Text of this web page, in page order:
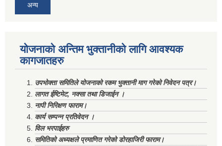
अन्य
योजनाको अन्तिम भुक्तानीको लागि आवश्यक
कागजातहरु
उपभोक्ता समितिले योजनाको रकम भुक्तानी माग गरेको निवेदन पत्र।
लागत ईष्टिमेट, नक्सा तथा डिजाईन ।
नापी निरिक्षण फाराम।
कार्य सम्पन्न प्रतिवेदन ।
विल भरपाईहरु
समितिको अध्यक्षले प्रमाणित गरेको डोरहाजिरी फाराम।